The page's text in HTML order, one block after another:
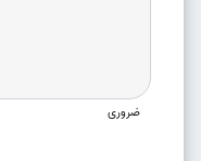
ضروری